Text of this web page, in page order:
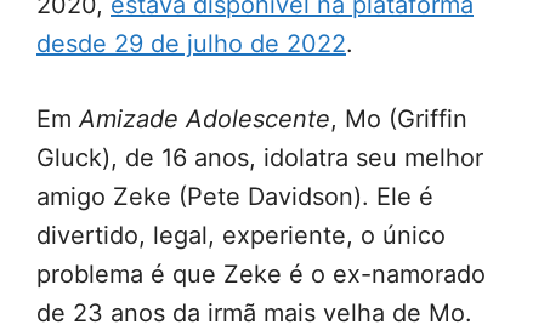
desde 29 de julho de 2022.
EmAmizade Adolescente, Mo (Griffin
Gluck), de 16 anos, idolatra seu melhor
amigo Zeke (Pete Davidson). Ele é
divertido, legal, experiente, o único
problema é que Zeke é o ex-namorado
de 23 anos da irmã mais velha de Mo.